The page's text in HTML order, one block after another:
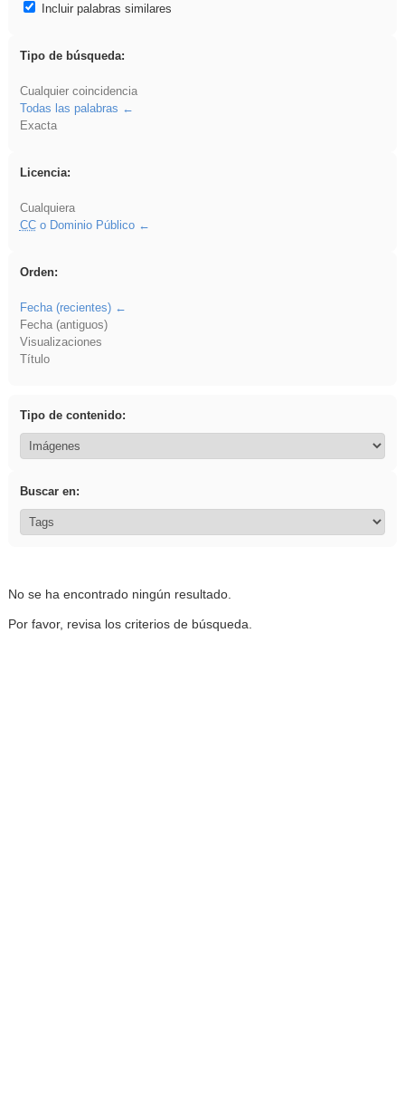
Incluir palabras similares
Tipo de búsqueda:
Cualquier coincidencia
Todas las palabras
Exacta
Licencia:
Cualquiera
CCo Dominio Público
Orden:
Fecha (recientes)
Fecha (antiguos)
Visualizaciones
Título
Tipo de contenido:
Buscar en:
No se ha encontrado ningún resultado.
Por favor, revisa los criterios de búsqueda.